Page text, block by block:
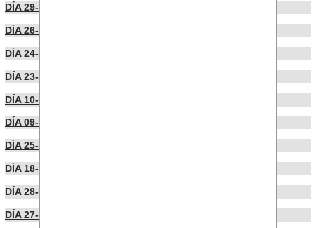
DÍA 29-12-2025
DÍA 26-12-2025
DÍA 24-12-2025
DÍA 23-12-2025
DÍA 10-12-2025
DÍA 09-12-2025
DÍA 25-11-2025
DÍA 18-11-2025
DÍA 28-10-2025
DÍA 27-10-2025